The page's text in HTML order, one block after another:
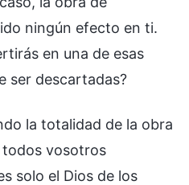
ningún efecto en ti.
en una de esas
ser descartadas?
la totalidad de la obra
vosotros
solo el Dios de los